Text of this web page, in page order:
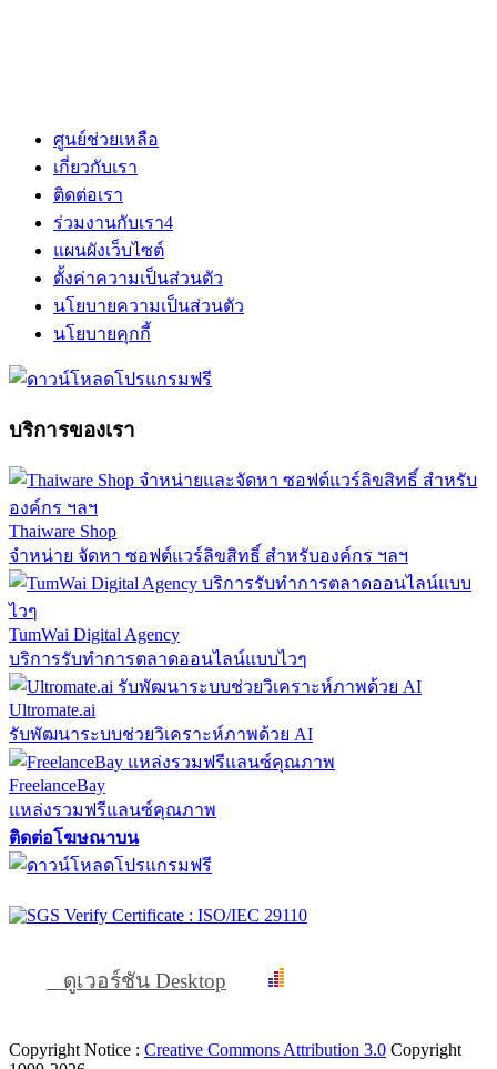
ศูนย์ช่วยเหลือ
เกี่ยวกับเรา
ติดต่อเรา
ร่วมงานกับเรา4
แผนผังเว็บไซต์
ตั้งค่าความเป็นส่วนตัว
นโยบายความเป็นส่วนตัว
นโยบายคุกกี้
บริการของเรา
Thaiware Shop
จำหน่าย จัดหา ซอฟต์แวร์ลิขสิทธิ์ สำหรับองค์กร ฯลฯ
TumWai Digital Agency
บริการรับทำการตลาดออนไลน์แบบไวๆ
Ultromate.ai
รับพัฒนาระบบช่วยวิเคราะห์ภาพด้วย AI
FreelanceBay
แหล่งรวมฟรีแลนซ์คุณภาพ
ติดต่อโฆษณาบน
ดูเวอร์ชัน Desktop
Copyright Notice : Creative Commons Attribution 3.0 Copyright